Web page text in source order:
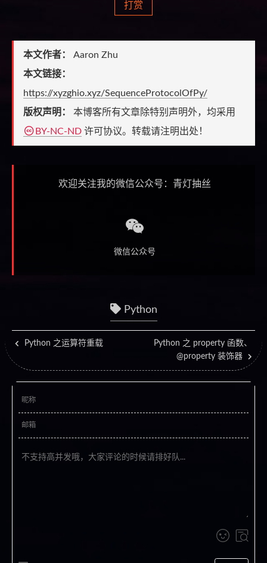
打赏
本文作者： Aaron Zhu
本文链接：
https://xyzghio.xyz/SequenceProtocolOfPy/
版权声明： 本博客所有文章除特别声明外，均采用
BY-NC-ND 许可协议。转载请注明出处！
欢迎关注我的微信公众号：青灯抽丝
微信公众号
Python
Python 之运算符重载
Python 之 property 函数、
@property 装饰器